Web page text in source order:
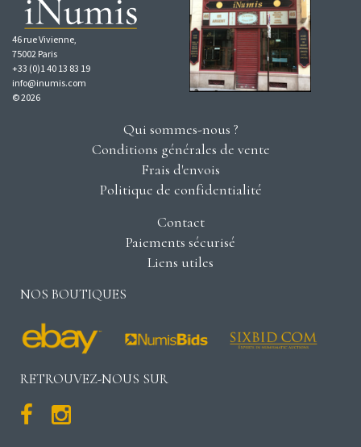
46 rue Vivienne,
75002 Paris
+33 (0)1 40 13 83 19
info@inumis.com
© 2026
Qui sommes-nous ?
Conditions générales de vente
Frais d'envois
Politique de confidentialité
Contact
Paiements sécurisé
Liens utiles
NOS BOUTIQUES
RETROUVEZ-NOUS SUR